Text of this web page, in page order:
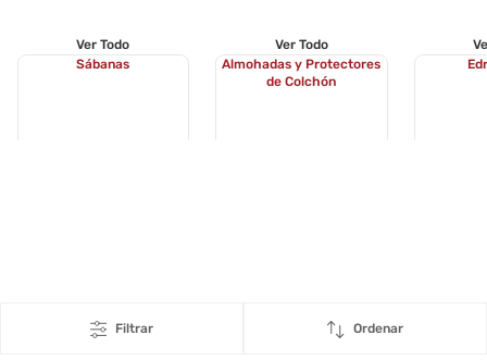
Ver Todo
Sábanas
Ver Todo
Almohadas y Protectores
de Colchón
Filtrar Ordenar